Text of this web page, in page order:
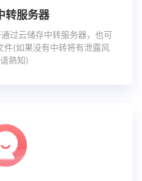
转服务器
过云储存中转服务器，也可
件(如果没有中转将有泄露风
熟知)